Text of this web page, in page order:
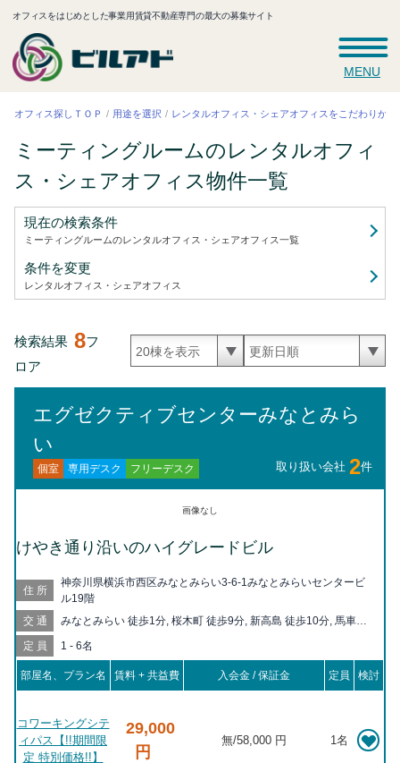
オフィスをはじめとした事業用賃貸不動産専門の最大の募集サイト
MENU
オフィス探しＴＯＰ 用途を選択 レンタルオフィス・シェアオフィスをこだわりから
ミーティングルームのレンタルオフィ
ス・シェアオフィス物件一覧
現在の検索条件
ミーティングルームのレンタルオフィス・シェアオフィス一覧
条件を変更
レンタルオフィス・シェアオフィス
検索結果 8フ
ロア
エグゼクティブセンターみなとみら
い
個室 専用デスク フリーデスク 取り扱い会社 2件
画像なし
けやき通り沿いのハイグレードビル
住所
神奈川県横浜市西区みなとみらい3-6-1みなとみらいセンタービ
ル19階
交通
みなとみらい 徒歩1分, 桜木町 徒歩9分, 新高島 徒歩10分, 馬車道
徒歩17分, 日本大通り 徒歩18分, 日ノ出町 徒歩19分, 平沼橋 徒歩
20分, 神奈川 徒歩20分
定員 1 - 6名
部屋名、プラン名 賃料 + 共益費 入会金 / 保証金 定員 検討
コワーキングシテ
ィパス【!!期間限
定 特別価格!!】
29,000
円
無/58,000 円 1名